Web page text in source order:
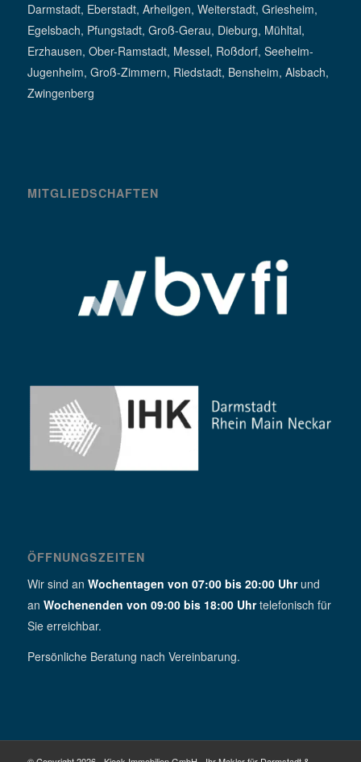
Darmstadt, Eberstadt, Arheilgen, Weiterstadt, Griesheim,
Egelsbach, Pfungstadt, Groß-Gerau, Dieburg, Mühltal,
Erzhausen, Ober-Ramstadt, Messel, Roßdorf, Seeheim-
Jugenheim, Groß-Zimmern, Riedstadt, Bensheim, Alsbach,
Zwingenberg
MITGLIEDSCHAFTEN
ÖFFNUNGSZEITEN
Wir sind an Wochentagen von 07:00 bis 20:00 Uhrund
an Wochenenden von 09:00 bis 18:00 Uhrtelefonisch für
Sie erreichbar.
Persönliche Beratung nach Vereinbarung.